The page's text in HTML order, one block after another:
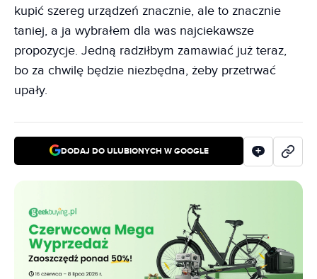
kupić szereg urządzeń znacznie, ale to znacznie
taniej, a ja wybrałem dla was najciekawsze
propozycje. Jedną radziłbym zamawiać już teraz,
bo za chwilę będzie niezbędna, żeby przetrwać
upały.
DODAJ DO ULUBIONYCH W GOOGLE